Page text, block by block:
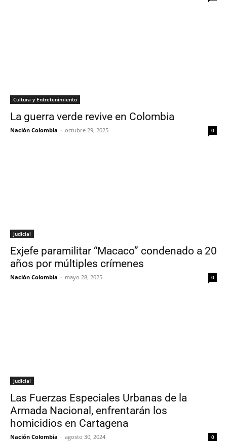
Cultura y Entretenimiento
La guerra verde revive en Colombia
Nación Colombia - octubre 29, 2025 0
Judicial
Exjefe paramilitar “Macaco” condenado a 20
años por múltiples crímenes
Nación Colombia - mayo 28, 2025 0
Judicial
Las Fuerzas Especiales Urbanas de la
Armada Nacional, enfrentarán los
homicidios en Cartagena
Nación Colombia - agosto 30, 2024 0